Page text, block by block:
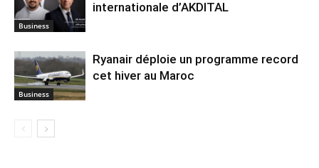
Business
internationale d’AKDITAL
Business
Ryanair déploie un programme record
cet hiver au Maroc